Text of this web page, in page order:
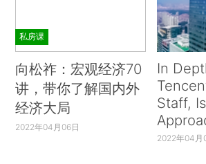
私房课
向松祚：宏观经济70
讲，带你了解国内外
经济大局
2022年04月06日
In
Staff,
2022年04月